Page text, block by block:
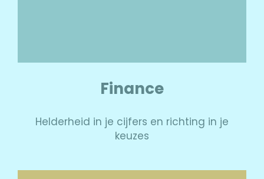
Finance
Helderheid in je cijfers en richting in je
keuzes